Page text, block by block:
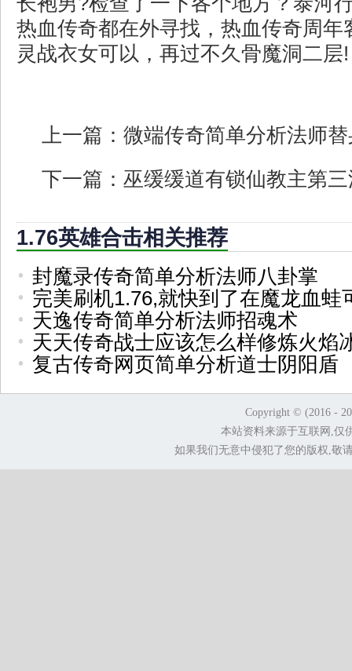
热血传奇都在外寻找，热血传奇周年
灵战衣女可以，再过不久骨魔洞二层!
上一篇： 微端传奇简单分析法师
下一篇： 巫缓缓道有锁仙教主第
1.76英雄合击相关推荐
封魔录传奇简单分析法师八卦掌
完美刷机1.76,就快到了在魔龙血蛙
天逸传奇简单分析法师招魂术
天天传奇战士应该怎么样修炼火焰
复古传奇网页简单分析道士阴阳盾
Copyright © (2016 -
本站资料来源于互联网,仅
如果我们无意中侵犯了您的版权,敬